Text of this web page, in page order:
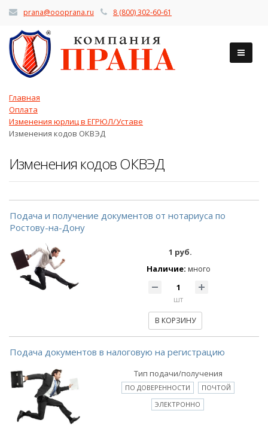
prana@oooprana.ru 8 (800) 302-60-61
Главная
Оплата
Изменения юрлиц в ЕГРЮЛ/Уставе
Изменения кодов ОКВЭД
Изменения кодов ОКВЭД
Подача и получение документов от нотариуса по
Ростову-на-Дону
1 руб.
Наличие: много
шт
В КОРЗИНУ
Подача документов в налоговую на регистрацию
Тип подачи/получения
ПО ДОВЕРЕННОСТИ
ПОЧТОЙ
ЭЛЕКТРОННО